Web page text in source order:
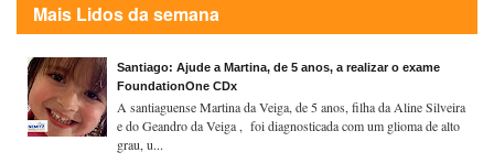
Mais Lidos da semana
Santiago: Ajude a Martina, de 5 anos, a realizar o exame
FoundationOne CDx
A santiaguense Martina da Veiga, de 5 anos, filha da Aline Silveira
e do Geandro da Veiga , foi diagnosticada com um glioma de alto
grau, u...